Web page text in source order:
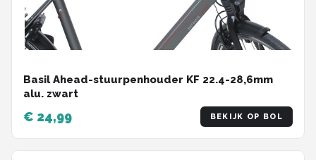
Basil Ahead-stuurpenhouder KF 22.4-28,6mm
alu. zwart
€ 24,99 BEKIJK OP BOL